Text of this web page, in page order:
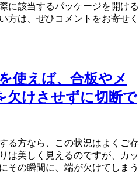
に該当するパッケージを開ける
方は、ぜひコメントをお寄せく
使えば、合板やメ
欠けさせずに切断で
る方なら、この状況はよくご存
は美しく見えるのですが、カッ
その瞬間に、端が欠けてしまう